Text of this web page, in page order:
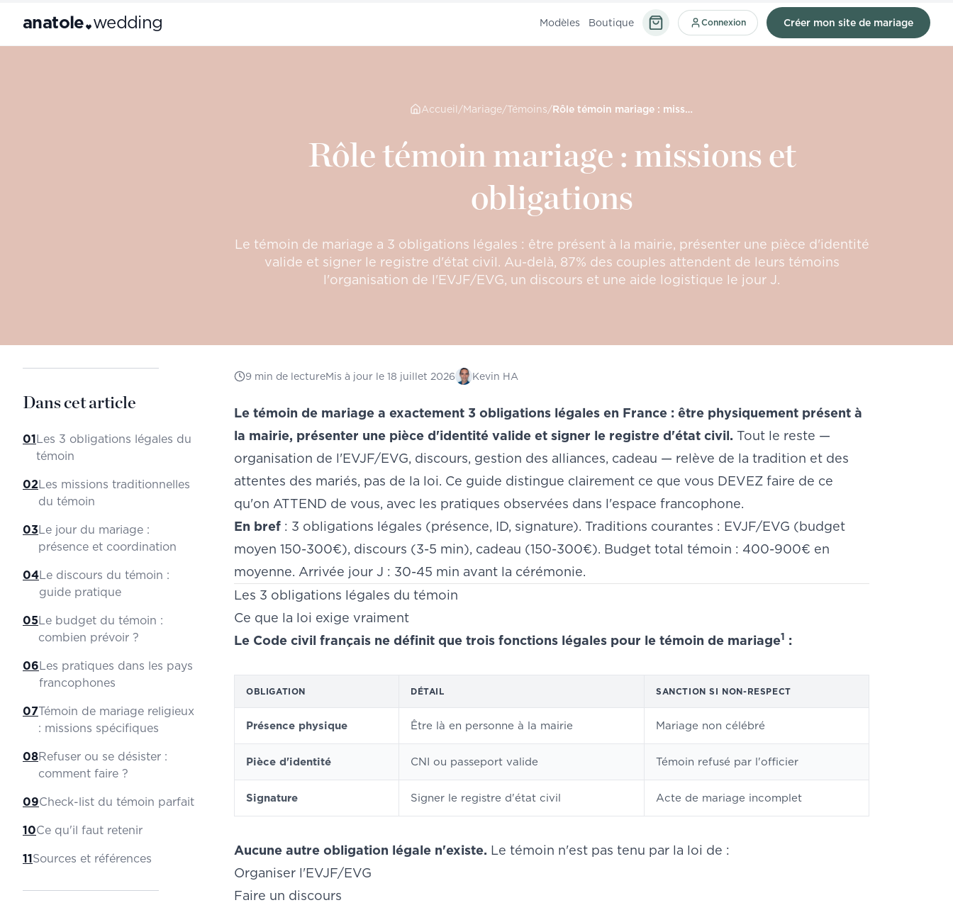
anatole wedding Modèles Boutique Connexion Créer mon site de mariage
Accueil/Mariage/Témoins/ Rôle témoin mariage : missions et obligations
Rôle témoin mariage : missions et
obligations
Le témoin de mariage a 3 obligations légales : être présent à la mairie, présenter une pièce d'identité
valide et signer le registre d'état civil. Au-delà, 87% des couples attendent de leurs témoins
l'organisation de l'EVJF/EVG, un discours et une aide logistique le jour J.
Dans cet article
01Les 3 obligations légales du
témoin
02Les missions traditionnelles
du témoin
03Le jour du mariage :
présence et coordination
04Le discours du témoin :
guide pratique
05Le budget du témoin :
combien prévoir ?
06Les pratiques dans les pays
francophones
07Témoin de mariage religieux
: missions spécifiques
08Refuser ou se désister :
comment faire ?
09Check-list du témoin parfait
10Ce qu'il faut retenir
11Sources et références
9 min de lectureMis à jour le 18 juillet 2026 Kevin HA
Le témoin de mariage a exactement 3 obligations légales en France : être physiquement présent à
la mairie, présenter une pièce d'identité valide et signer le registre d'état civil. Tout le reste —
organisation de l'EVJF/EVG, discours, gestion des alliances, cadeau — relève de la tradition et des
attentes des mariés, pas de la loi. Ce guide distingue clairement ce que vous DEVEZ faire de ce
qu'on ATTEND de vous, avec les pratiques observées dans l'espace francophone.
En bref : 3 obligations légales (présence, ID, signature). Traditions courantes : EVJF/EVG (budget
moyen 150-300€), discours (3-5 min), cadeau (150-300€). Budget total témoin : 400-900€ en
moyenne. Arrivée jour J : 30-45 min avant la cérémonie.
Les 3 obligations légales du témoin
Ce que la loi exige vraiment
Le Code civil français ne définit que trois fonctions légales pour le témoin de mariage1 :
OBLIGATION DÉTAIL SANCTION SI NON-RESPECT
Présence physique Être là en personne à la mairie Mariage non célébré
Pièce d'identité CNI ou passeport valide Témoin refusé par l'officier
Signature Signer le registre d'état civil Acte de mariage incomplet
Aucune autre obligation légale n'existe. Le témoin n'est pas tenu par la loi de :
Organiser l'EVJF/EVG
Faire un discours